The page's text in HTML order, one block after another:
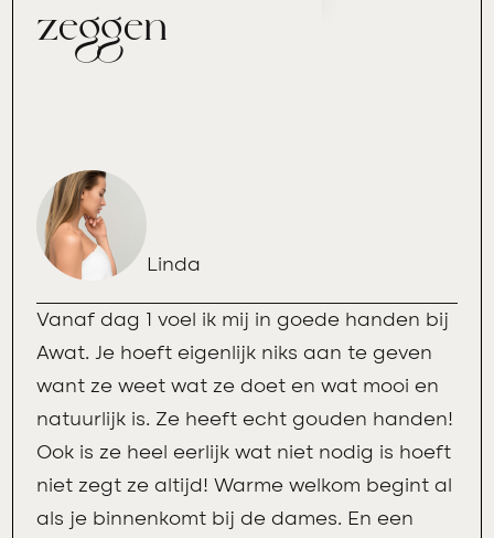
zeggen
Linda
Vanaf dag 1 voel ik mij in goede handen bij
Awat. Je hoeft eigenlijk niks aan te geven
want ze weet wat ze doet en wat mooi en
natuurlijk is. Ze heeft echt gouden handen!
Ook is ze heel eerlijk wat niet nodig is hoeft
niet zegt ze altijd! Warme welkom begint al
als je binnenkomt bij de dames. En een